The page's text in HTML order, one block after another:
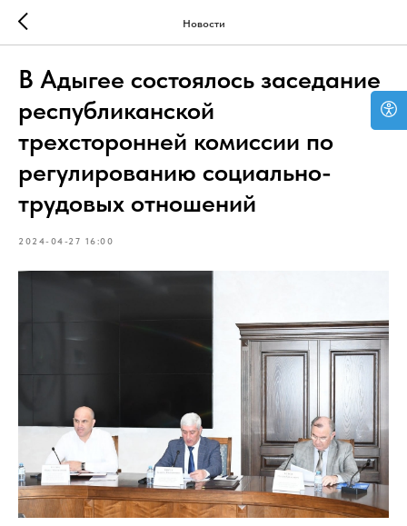
Новости
В Адыгее состоялось заседание
республиканской
трехсторонней комиссии по
регулированию социально-
трудовых отношений
2024-04-27 16:00